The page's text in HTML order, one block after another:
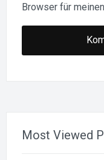
Browser für
Most Viewed